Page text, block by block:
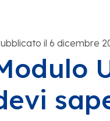
il 6 dicembre